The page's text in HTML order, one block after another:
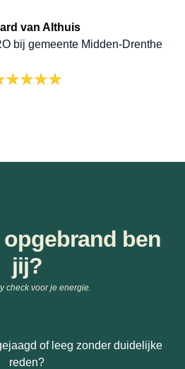
van Althuis
bij gemeente Midden-Drenthe
opgebrand ben
jij?
check voor je energie.
of leeg zonder duidelijke
reden?